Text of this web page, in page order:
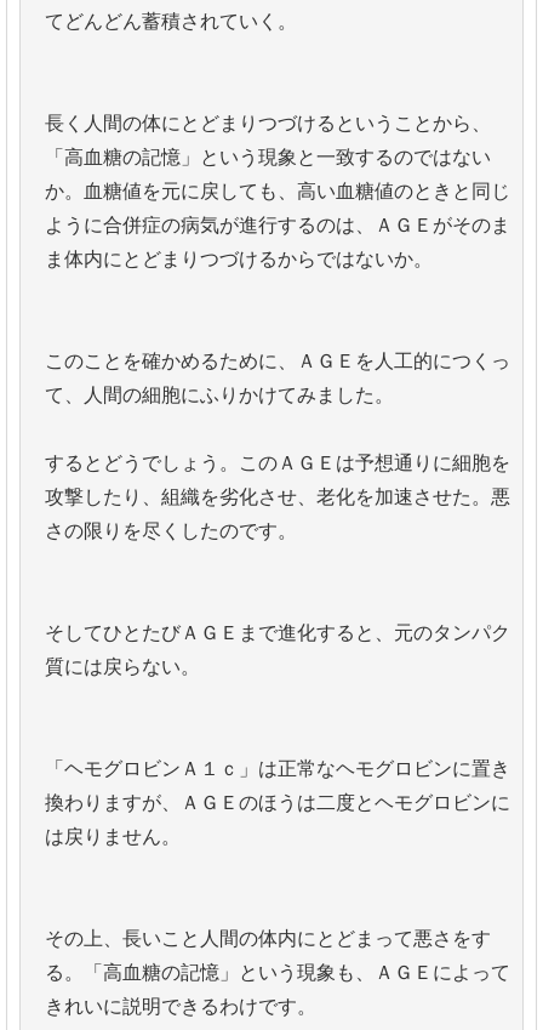
てどんどん蓄積されていく。
長く人間の体にとどまりつづけるということから、
「高血糖の記憶」という現象と一致するのではない
か。血糖値を元に戻しても、高い血糖値のときと同じ
ように合併症の病気が進行するのは、ＡＧＥがそのま
ま体内にとどまりつづけるからではないか。
このことを確かめるために、ＡＧＥを人工的につくっ
て、人間の細胞にふりかけてみました。
するとどうでしょう。このＡＧＥは予想通りに細胞を
攻撃したり、組織を劣化させ、老化を加速させた。悪
さの限りを尽くしたのです。
そしてひとたびＡＧＥまで進化すると、元のタンパク
質には戻らない。
「ヘモグロビンＡ１ｃ」は正常なヘモグロビンに置き
換わりますが、ＡＧＥのほうは二度とヘモグロビンに
は戻りません。
その上、長いこと人間の体内にとどまって悪さをす
る。「高血糖の記憶」という現象も、ＡＧＥによって
きれいに説明できるわけです。